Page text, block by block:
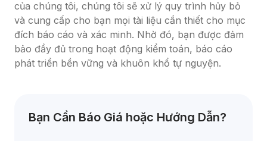
của chúng tôi, chúng tôi sẽ xử lý quy trình hủy bỏ
và cung cấp cho bạn mọi tài liệu cần thiết cho mục
đích báo cáo và xác minh. Nhờ đó, bạn được đảm
bảo đầy đủ trong hoạt động kiểm toán, báo cáo
phát triển bền vững và khuôn khổ tự nguyện.
Bạn Cần Báo Giá hoặc Hướng Dẫn?